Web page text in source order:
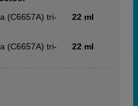
(C6657A) tri-
22 ml
(C6657A) tri-
22 ml